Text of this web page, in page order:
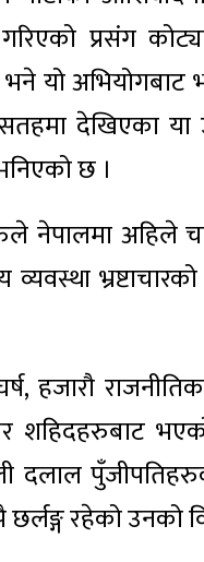
प्रसंग
यो अभियोगबाट
सतहमा
छ ।
नेपालमा अहिले
हजारौ
भएको
दलाल
रहेको उनको